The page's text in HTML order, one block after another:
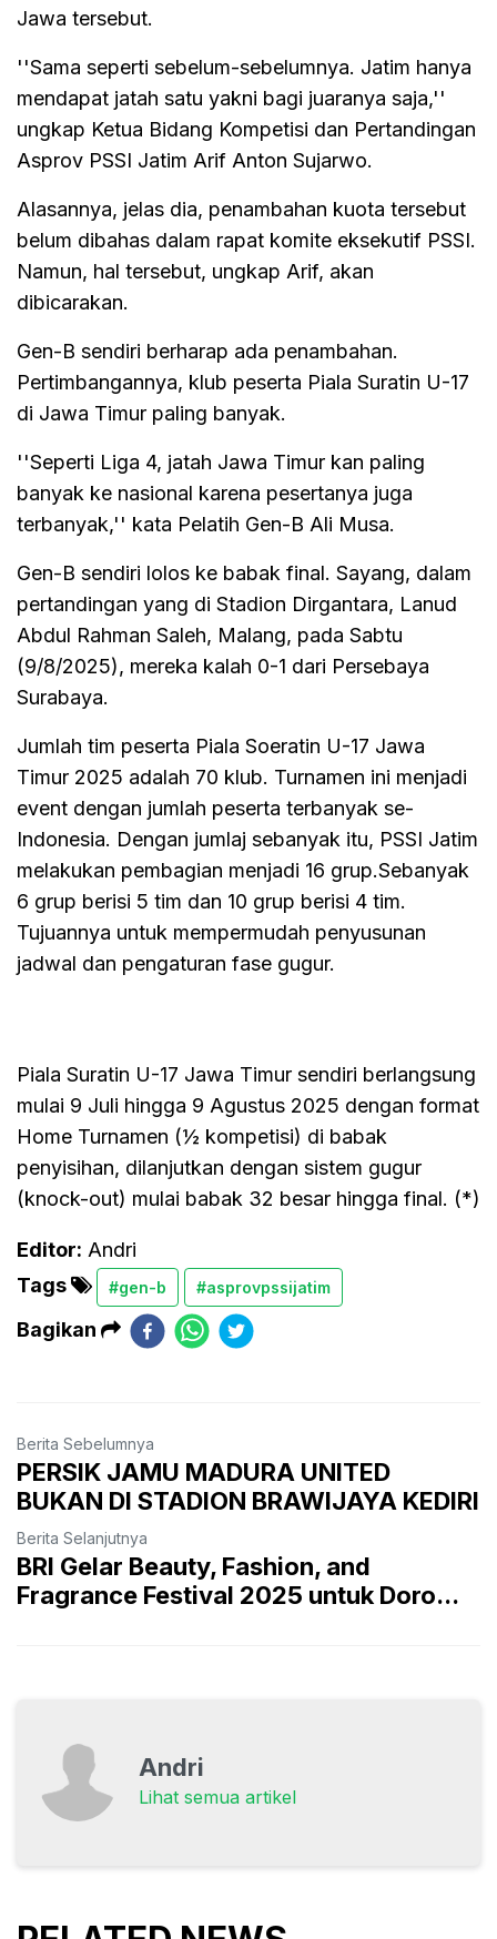
Jawa tersebut.
''Sama seperti sebelum-sebelumnya. Jatim hanya
mendapat jatah satu yakni bagi juaranya saja,''
ungkap Ketua Bidang Kompetisi dan Pertandingan
Asprov PSSI Jatim Arif Anton Sujarwo.
Alasannya, jelas dia, penambahan kuota tersebut
belum dibahas dalam rapat komite eksekutif PSSI.
Namun, hal tersebut, ungkap Arif, akan
dibicarakan.
Gen-B sendiri berharap ada penambahan.
Pertimbangannya, klub peserta Piala Suratin U-17
di Jawa Timur paling banyak.
''Seperti Liga 4, jatah Jawa Timur kan paling
banyak ke nasional karena pesertanya juga
terbanyak,'' kata Pelatih Gen-B Ali Musa.
Gen-B sendiri lolos ke babak final. Sayang, dalam
pertandingan yang di Stadion Dirgantara, Lanud
Abdul Rahman Saleh, Malang, pada Sabtu
(9/8/2025), mereka kalah 0-1 dari Persebaya
Surabaya.
Jumlah tim peserta Piala Soeratin U-17 Jawa
Timur 2025 adalah 70 klub. Turnamen ini menjadi
event dengan jumlah peserta terbanyak se-
Indonesia. Dengan jumlaj sebanyak itu, PSSI Jatim
melakukan pembagian menjadi 16 grup.Sebanyak
6 grup berisi 5 tim dan 10 grup berisi 4 tim.
Tujuannya untuk mempermudah penyusunan
jadwal dan pengaturan fase gugur.
Piala Suratin U-17 Jawa Timur sendiri berlangsung
mulai 9 Juli hingga 9 Agustus 2025 dengan format
Home Turnamen (½ kompetisi) di babak
penyisihan, dilanjutkan dengan sistem gugur
(knock-out) mulai babak 32 besar hingga final. (*)
Editor: Andri
Tags
#gen-b #asprovpssijatim
Bagikan
Berita Sebelumnya
PERSIK JAMU MADURA UNITED
BUKAN DI STADION BRAWIJAYA KEDIRI
Berita Selanjutnya
BRI Gelar Beauty, Fashion, and
Fragrance Festival 2025 untuk Doro...
Andri
Lihat semua artikel